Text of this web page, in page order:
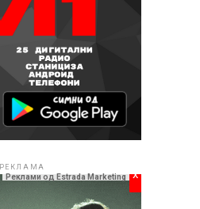
РЕКЛАМА
Реклами од Estrada Marketing x